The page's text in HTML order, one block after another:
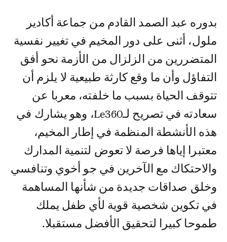
بدوره عبد الصمد القادم من جماعة أكادير
ملول، أثنى على دور المخيم في تغيير نفسية
المتضررين من الزلزال من الأزمة نحو أفق
التفاؤل وأن ما وقع كارثة طبيعية لا يلزم أن
تتوقف الحياة بسبب ما خلفته، معربا عن
سعادته في تصريح لـLe360، وهو يشارك في
هذه الأنشطة المنظمة في إطار المخيم،
معتبرا إياها فرصة لا تعوض لتنمية المدارك
والاحتكاك مع الآخرين في جو أخوي وتنافسي
وخلق صداقات جديدة من شأنها المساهمة
في تكوين شخصية قوية لأي طفل يملك
طموحا كبيرا لتحقيق الأفضل مستقبلا.